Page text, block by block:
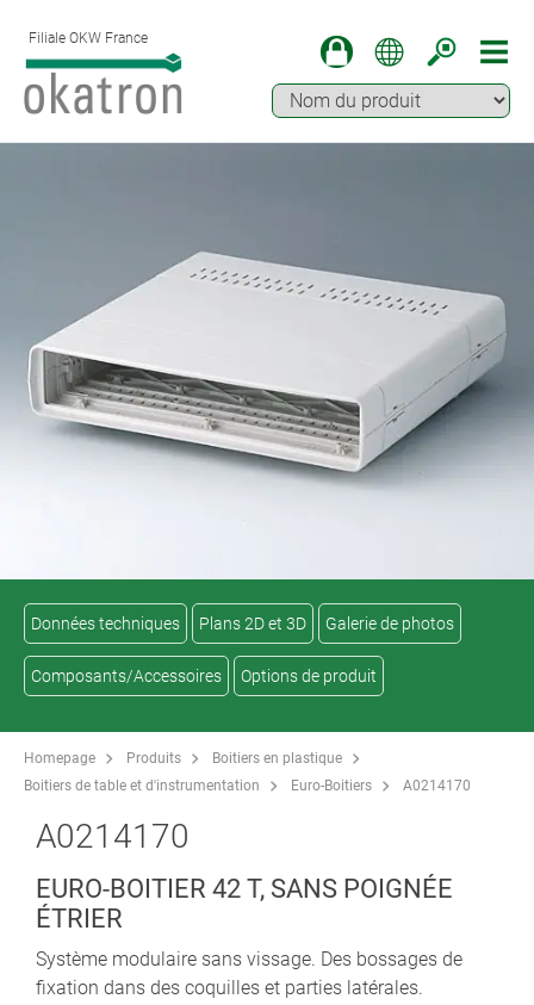
Filiale OKW France
Données techniques Plans 2D et 3D Galerie de photos
Composants/Accessoires Options de produit
Homepage Produits
Boitiers en plastique
Boitiers de table et d'instrumentation
Euro-Boitiers A0214170
A0214170
EURO-BOITIER 42 T, SANS POIGNÉE
ÉTRIER
Système modulaire sans vissage. Des bossages de
fixation dans des coquilles et parties latérales.